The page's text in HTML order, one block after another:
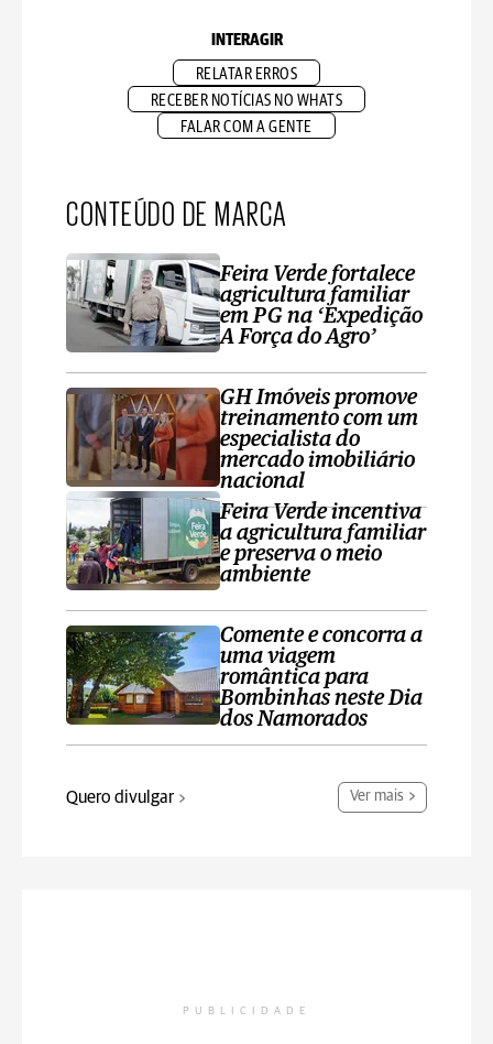
INTERAGIR
RELATAR ERROS
RECEBER NOTÍCIAS NO WHATS
FALAR COM A GENTE
CONTEÚDO DE MARCA
Feira Verde fortalece
agricultura familiar
em PG na ‘Expedição
A Força do Agro’
GH Imóveis promove
treinamento com um
especialista do
mercado imobiliário
nacional
Feira Verde incentiva
a agricultura familiar
e preserva o meio
ambiente
Comente e concorra a
uma viagem
romântica para
Bombinhas neste Dia
dos Namorados
Quero divulgar Ver mais
PUBLICIDADE